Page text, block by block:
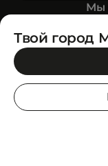
Мы
Твой город